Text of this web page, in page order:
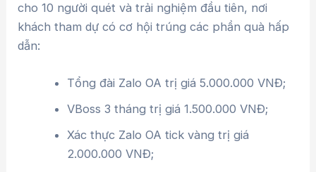
cho 10 người quét và trải nghiệm đầu tiên, nơi
khách tham dự có cơ hội trúng các phần quà hấp
dẫn:
Tổng đài Zalo OA trị giá 5.000.000 VNĐ;
VBoss 3 tháng trị giá 1.500.000 VNĐ;
Xác thực Zalo OA tick vàng trị giá
2.000.000 VNĐ;